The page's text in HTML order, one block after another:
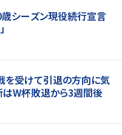
歳シーズン現役続行宣言
を受けて引退の方向に気
W杯敗退から3週間後